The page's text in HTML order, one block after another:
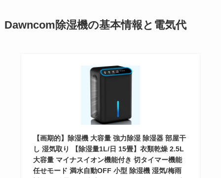
Dawncom除湿機の基本情報と電気代
【画期的】除湿機 大容量 強力除湿 除湿器 部屋干
し 湿気取り 【除湿量1L/日 15畳】衣類乾燥 2.5L
大容量 マイナスイオン機能付き 切タイマー機能
任せモード 満水自動OFF 小型 除湿機 湿気/梅雨